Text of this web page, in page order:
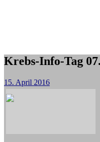
Krebs-Info-Tag
15. April 2016